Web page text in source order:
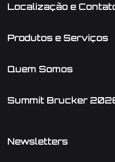
Localização e
Produtos e Serviços
Quem Somos
Summit Brucker
Newsletters